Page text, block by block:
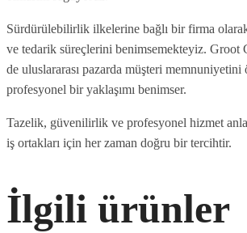
Sürdürülebilirlik ilkelerine bağlı bir firma
ve tedarik süreçlerini benimsemekteyiz. Groot
de uluslararası pazarda müşteri
profesyonel bir yaklaşımı benimser.
Tazelik, güvenilirlik ve profesyonel hizmet
iş ortakları için her zaman doğru bir tercihtir.
İlgili ürünler